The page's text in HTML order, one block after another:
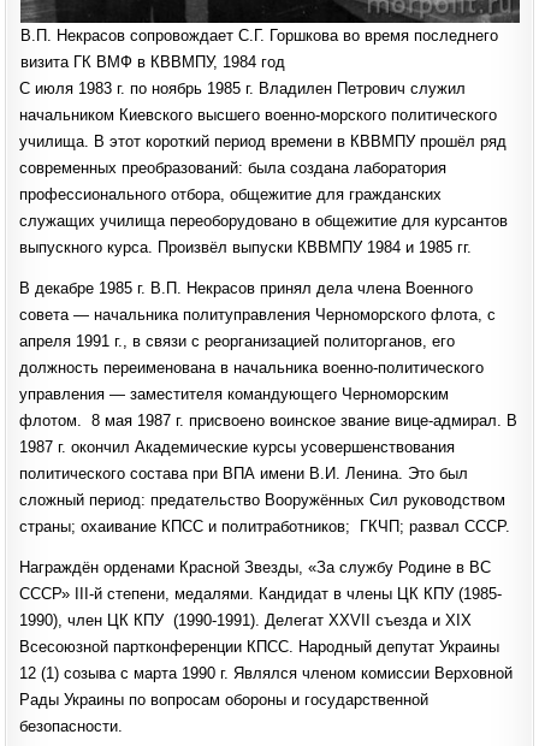
В.П. Некрасов сопровождает С.Г. Горшкова во время последнего
визита ГК ВМФ в КВВМПУ, 1984 год
С июля 1983 г. по ноябрь 1985 г. Владилен Петрович служил
начальником Киевского высшего военно-морского политического
училища. В этот короткий период времени в КВВМПУ прошёл ряд
современных преобразований: была создана лаборатория
профессионального отбора, общежитие для гражданских
служащих училища переоборудовано в общежитие для курсантов
выпускного курса. Произвёл выпуски КВВМПУ 1984 и 1985 гг.
В декабре 1985 г. В.П. Некрасов принял дела члена Военного
совета — начальника политуправления Черноморского флота, с
апреля 1991 г., в связи с реорганизацией политорганов, его
должность переименована в начальника военно-политического
управления — заместителя командующего Чер­номорским
флотом. 8 мая 1987 г. присвоено воинское звание вице-адмирал. В
1987 г. окончил Академические курсы усовершенствования
политического состава при ВПА имени В.И. Ленина. Это был
сложный период: предательство Вооружённых Сил руководством
страны; охаивание КПСС и политработников; ГКЧП; развал СССР.
Награждён орденами Красной Звезды, «За службу Родине в ВС
СССР» III-й степени, медалями. Кандидат в члены ЦК КПУ (1985-
1990), член ЦК КПУ (1990-1991). Делегат XXVII съезда и XIX
Всесоюзной партконференции КПСС. Народный депутат Украины
12 (1) созыва с марта 1990 г. Являлся членом комиссии Верховной
Рады Украины по вопросам обороны и государственной
безопасности.